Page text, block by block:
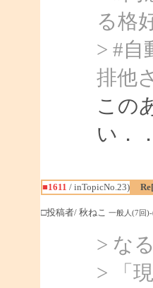
る格
> #自
排他
この
い．
■1611 / inTopicNo.23)
□投稿者/ 秋ねこ 一般人(7回
> な
> 「